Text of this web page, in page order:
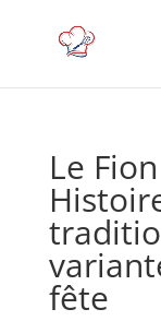
Le
fête